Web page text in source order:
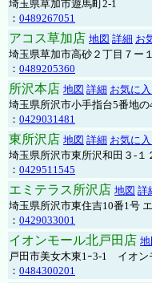
埼玉県草加市遊馬町2-1
： 0489267051
アコス草加店 地図 詳細 お
埼玉県草加市高砂２丁目７
： 0489205360
所沢本店 地図 詳細 お気に
埼玉県所沢市小手指台5番地の
： 0429031481
東所沢店 地図 詳細 お気に
埼玉県所沢市東所沢和田３-１
： 0429511545
エミテラス所沢店 地図 詳
埼玉県所沢市東住吉10番1号
： 0429033001
イオンモール北戸田店 地
戸田市美女木東1ｰ3‐1 イオン
： 0484300201